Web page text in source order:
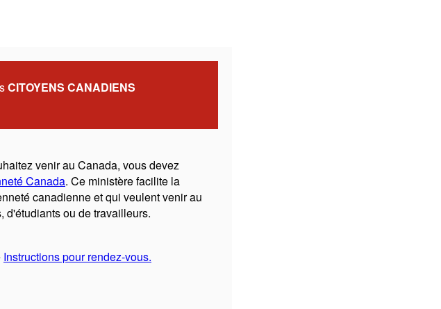
CITOYENS CANADIENS
venir au Canada, vous devez
Canada. Ce ministère facilite la
canadienne et qui veulent venir au
d'étudiants ou de travailleurs.
Instructions pour rendez-vous.